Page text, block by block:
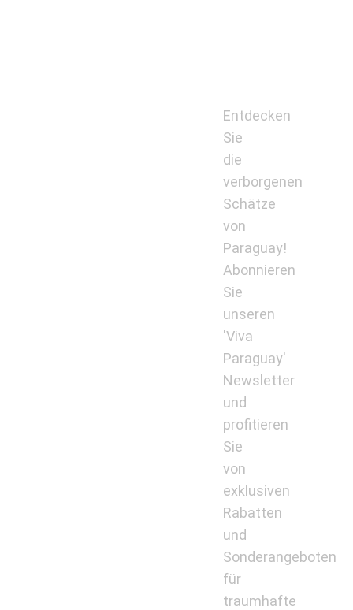
Entdecken
Sie
die
verborgenen
Schätze
von
Paraguay!
Abonnieren
Sie
unseren
'Viva
Paraguay'
Newsletter
und
profitieren
Sie
von
exklusiven
Rabatten
und
Sonderangeboten
für
traumhafte